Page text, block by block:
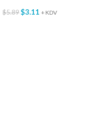
$5.89$3.11 + KDV